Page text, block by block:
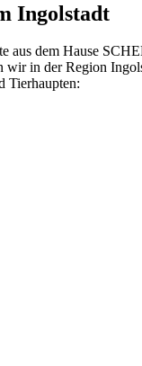
Ingolstadt
aus dem Hause
in der Region
Tierhaupten: